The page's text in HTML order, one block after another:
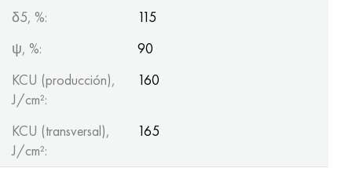
δ5, %:
115
ψ, %:
90
KCU (producción),
J/cm²:
160
KCU (transversal),
J/cm²:
165